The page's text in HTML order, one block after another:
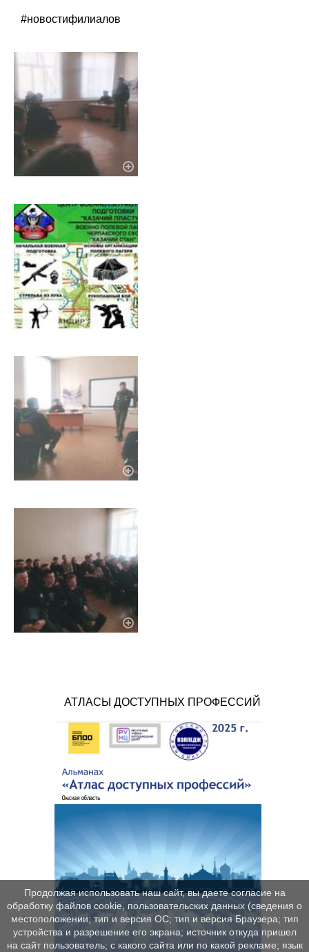
#новостифилиалов
АТЛАСЫ ДОСТУПНЫХ ПРОФЕССИЙ
Продолжая использовать наш сайт, вы даете согласие на
обработку файлов cookie, пользовательских данных (сведения о
местоположении; тип и версия ОС; тип и версия Браузера; тип
устройства и разрешение его экрана; источник откуда пришел
на сайт пользователь; с какого сайта или по какой рекламе; язык